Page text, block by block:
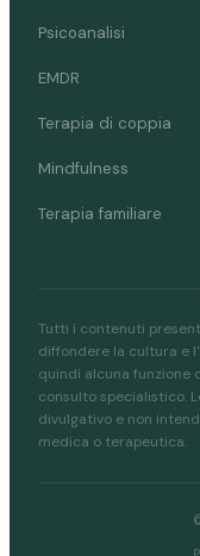
Psicoanalisi
EMDR
Terapia di coppia
Mindfulness
Terapia familiare
Tutti i contenuti
diffondere la cultura e
quindi alcuna funzione
consulto specialistico.
divulgativo e non
medica o terapeutica.